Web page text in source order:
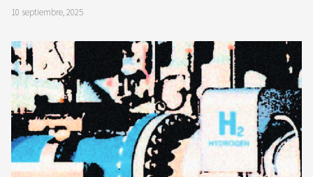
10 septiembre, 2025